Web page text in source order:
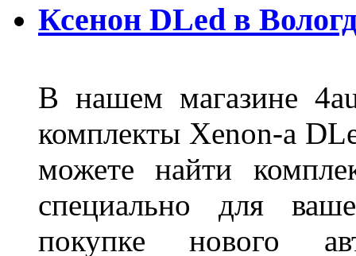
Ксенон DLed в
В нашем магазине
комплекты Xenon-а
можете найти
специально для
покупке нового